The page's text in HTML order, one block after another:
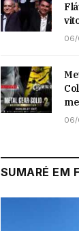
SUMARÉ EM